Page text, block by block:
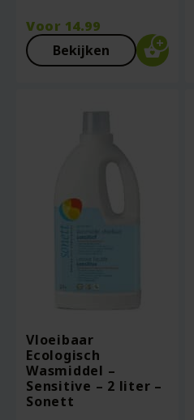
Voor 14.99
Bekijken
Vloeibaar
Ecologisch
Wasmiddel –
Sensitive – 2 liter –
Sonett